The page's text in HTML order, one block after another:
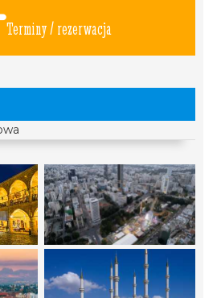
Terminy / rezerwacja